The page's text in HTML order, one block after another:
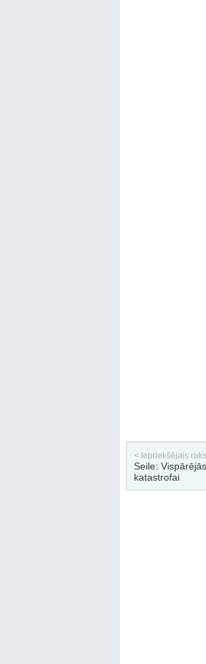
< Iepriekšējais
Seile:
katastrofai